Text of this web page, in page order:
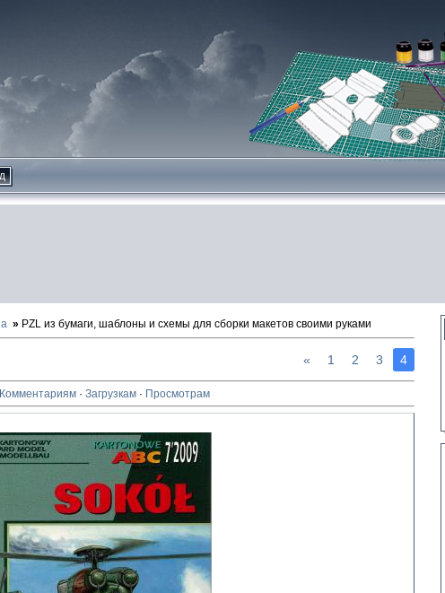
PZL из бумаги, шаблоны и схемы для сборки макетов своими руками
« 1 2 3 4
Комментариям · Загрузкам · Просмотрам